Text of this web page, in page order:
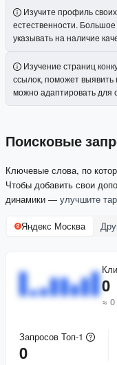
Изучите профиль
естественности.
указывать на наличие
Изучение страниц
ссылок, поможет
можно адаптировать для
Поисковые
Ключевые слова, по
Чтобы добавить свои
динамики — улучшите
Яндекс Москва
0
≈
Запросов Топ-1
0